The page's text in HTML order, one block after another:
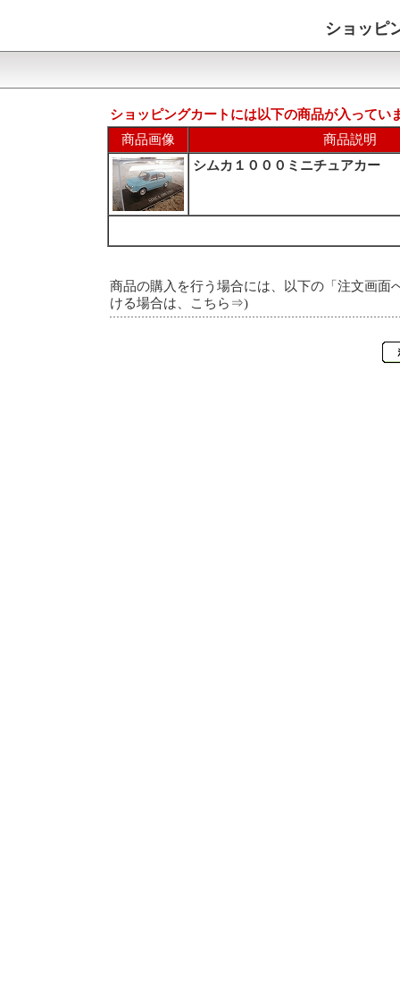
ショッピ
ショッピングカートには以下の商品が入ってい
商品画像
商品説明
シムカ１０００ミニチュアカー
商品の購入を行う場合には、以下の「注文画面
ける場合は、こちら⇒)